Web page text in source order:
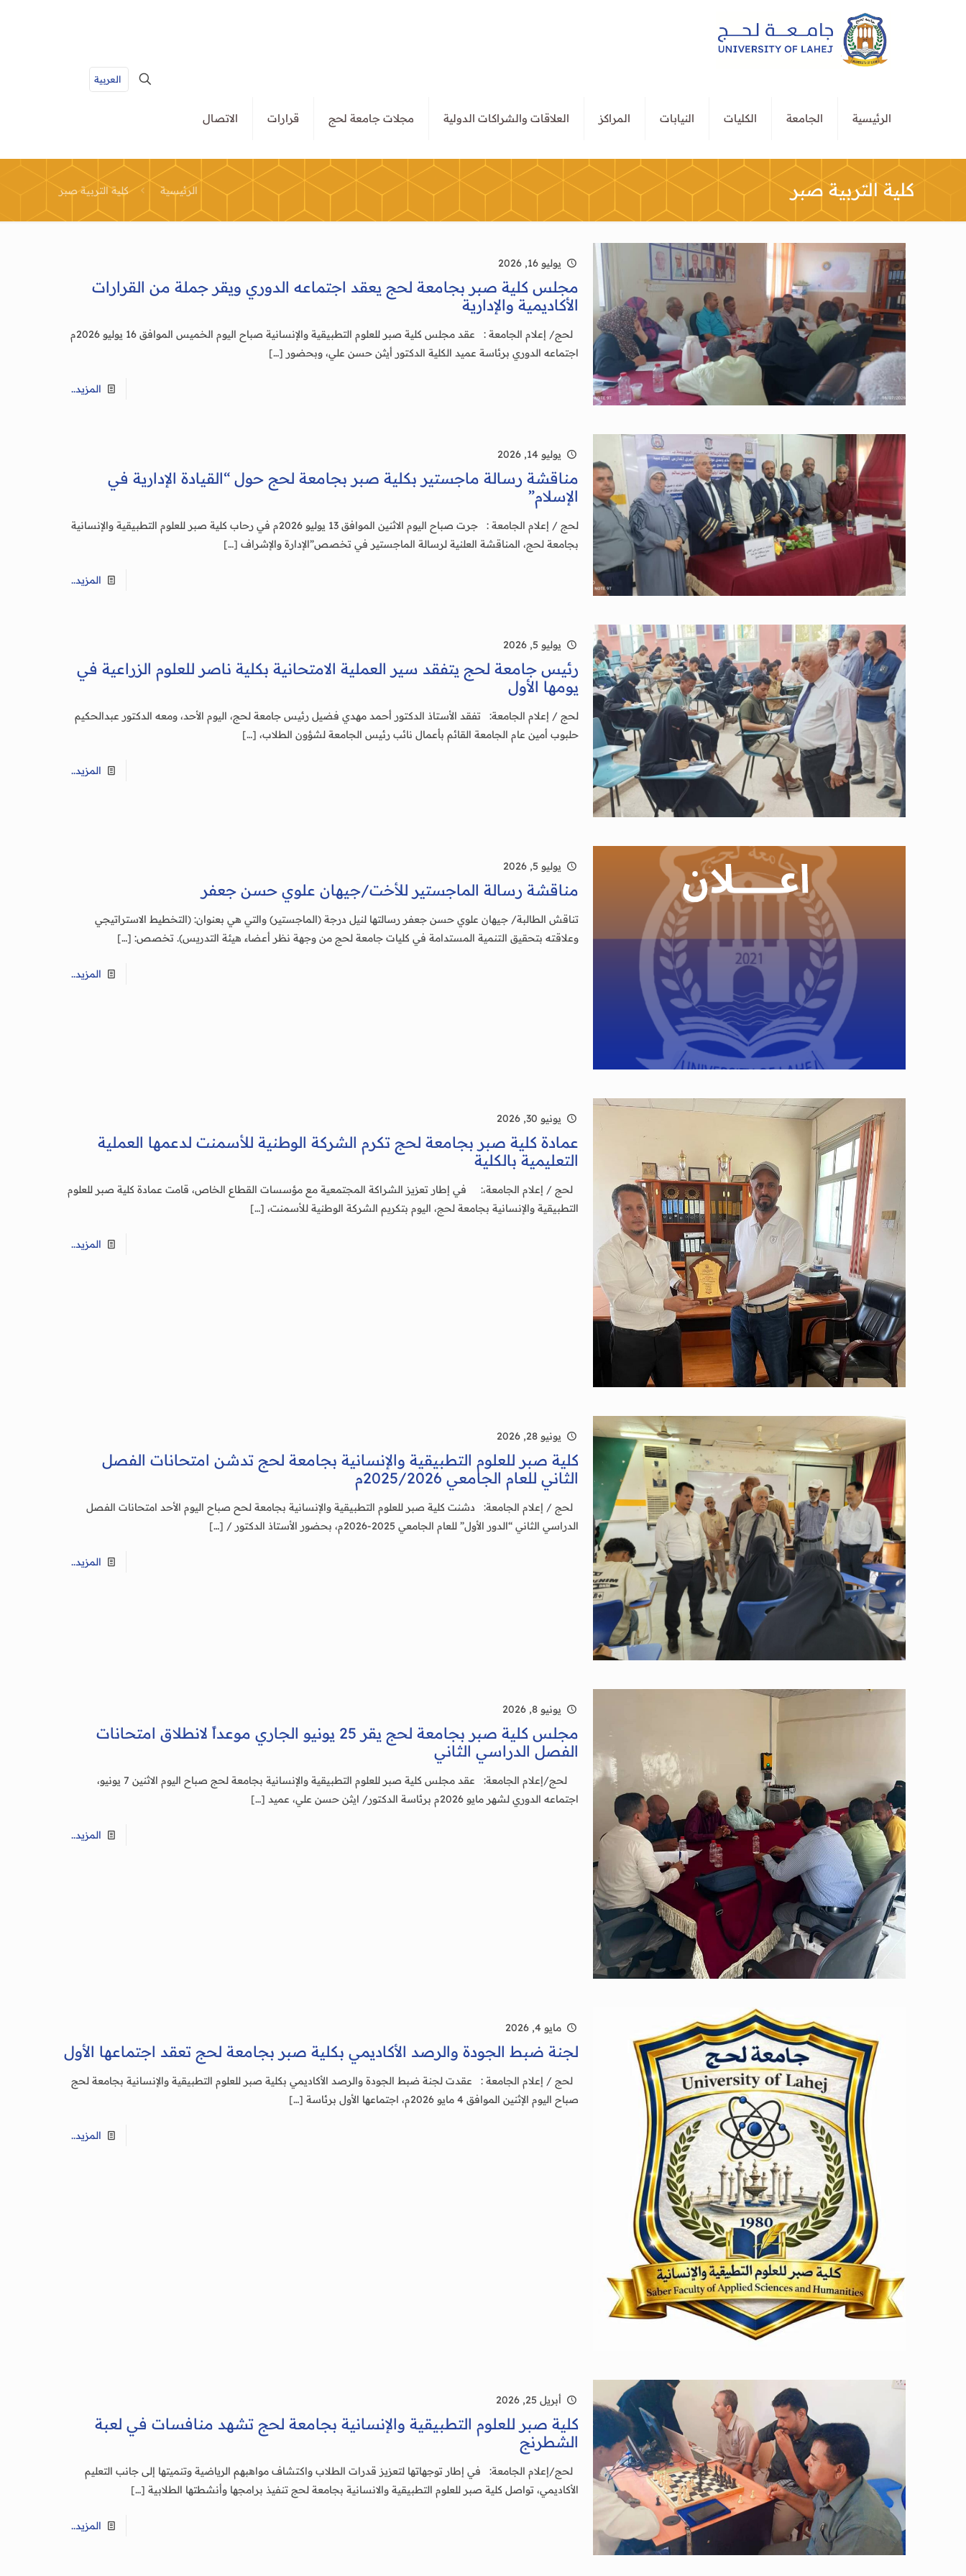
الرئيسية الجامعة الكليات النيابات المراكز العلاقات والشراكات الدولية مجلات جامعة لحج قرارات الاتصال
العربية
كلية التربية صبر الرئيسية كلية التربية صبر
يوليو 16, 2026
مجلس كلية صبر بجامعة لحج يعقد اجتماعه الدوري ويقر جملة من القرارات
الأكاديمية والإدارية
لحج/ إعلام الجامعة : عقد مجلس كلية صبر للعلوم التطبيقية والإنسانية صباح اليوم الخميس الموافق 16 يوليو 2026م
اجتماعه الدوري برئاسة عميد الكلية الدكتور أيثن حسن علي، وبحضور […]
المزيد..
يوليو 14, 2026
مناقشة رسالة ماجستير بكلية صبر بجامعة لحج حول “القيادة الإدارية في
الإسلام”
لحج / إعلام الجامعة : جرت صباح اليوم الاثنين الموافق 13 يوليو 2026م في رحاب كلية صبر للعلوم التطبيقية والإنسانية
بجامعة لحج، المناقشة العلنية لرسالة الماجستير في تخصص”الإدارة والإشراف […]
المزيد..
يوليو 5, 2026
رئيس جامعة لحج يتفقد سير العملية الامتحانية بكلية ناصر للعلوم الزراعية في
يومها الأول
لحج / إعلام الجامعة: تفقد الأستاذ الدكتور أحمد مهدي فضيل رئيس جامعة لحج، اليوم الأحد، ومعه الدكتور عبدالحكيم
حلبوب أمين عام الجامعة القائم بأعمال نائب رئيس الجامعة لشؤون الطلاب، […]
المزيد..
يوليو 5, 2026
مناقشة رسالة الماجستير للأخت/جيهان علوي حسن جعفر
تناقش الطالبة/ جيهان علوي حسن جعفر رسالتها لنيل درجة (الماجستير) والتي هي بعنوان: (التخطيط الاستراتيجي
وعلاقته بتحقيق التنمية المستدامة في كليات جامعة لحج من وجهة نظر أعضاء هيئة التدريس). تخصص: […]
المزيد..
يونيو 30, 2026
عمادة كلية صبر بجامعة لحج تكرم الشركة الوطنية للأسمنت لدعمها العملية
التعليمية بالكلية
لحج / إعلام الجامعة،: في إطار تعزيز الشراكة المجتمعية مع مؤسسات القطاع الخاص، قامت عمادة كلية صبر للعلوم
التطبيقية والإنسانية بجامعة لحج، اليوم بتكريم الشركة الوطنية للأسمنت، […]
المزيد..
يونيو 28, 2026
كلية صبر للعلوم التطبيقية والإنسانية بجامعة لحج تدشن امتحانات الفصل
الثاني للعام الجامعي 2025/2026م
لحج / إعلام الجامعة: دشنت كلية صبر للعلوم التطبيقية والإنسانية بجامعة لحح صباح اليوم الأحد امتحانات الفصل
الدراسي الثاني “الدور الأول” للعام الجامعي 2025-2026م، بحضور الأستاذ الدكتور /
[…]
المزيد..
يونيو 8, 2026
مجلس كلية صبر بجامعة لحج يقر 25 يونيو الجاري موعداً لانطلاق امتحانات
الفصل الدراسي الثاني
لحج/إعلام الجامعة: عقد مجلس كلية صبر للعلوم التطبيقية والإنسانية بجامعة لحج صباح اليوم الاثنين 7 يونيو،
اجتماعه الدوري لشهر مايو 2026م برئاسة الدكتور/ ايثن حسن علي، عميد
[…]
المزيد..
مايو 4, 2026
لجنة ضبط الجودة والرصد الأكاديمي بكلية صبر بجامعة لحج تعقد اجتماعها الأول
لحج / إعلام الجامعة : عقدت لجنة ضبط الجودة والرصد الأكاديمي بكلية صبر للعلوم التطبيقية والإنسانية بجامعة لحج
صباح اليوم الإثنين الموافق 4 مايو 2026م، اجتماعها الأول برئاسة
[…]
المزيد..
أبريل 25, 2026
كلية صبر للعلوم التطبيقية والإنسانية بجامعة لحج تشهد منافسات في لعبة
الشطرنج
لحج/إعلام الجامعة: في إطار توجهاتها لتعزيز قدرات الطلاب واكتشاف مواهبهم الرياضية وتنميتها إلى جانب التعليم
الأكاديمي، تواصل كلية صبر للعلوم التطبيقية والانسانية بجامعة لحج تنفيذ برامجها وأنشطتها الطلابية […]
المزيد..